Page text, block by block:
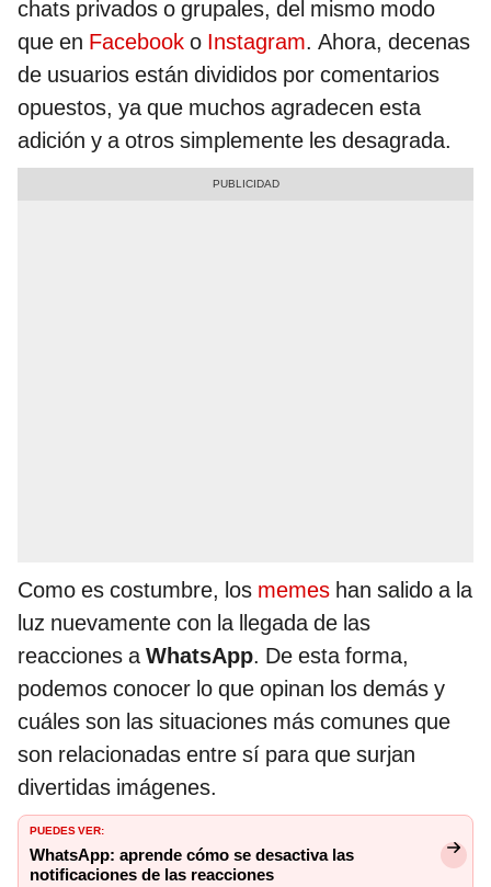
chats privados o grupales, del mismo modo
que en Facebook o Instagram. Ahora, decenas
de usuarios están divididos por comentarios
opuestos, ya que muchos agradecen esta
adición y a otros simplemente les desagrada.
Como es costumbre, los memes han salido a la
luz nuevamente con la llegada de las
reacciones aWhatsApp. De esta forma,
podemos conocer lo que opinan los demás y
cuáles son las situaciones más comunes que
son relacionadas entre sí para que surjan
divertidas imágenes.
PUEDES VER:
WhatsApp: aprende cómo se desactiva las
notificaciones de las reacciones